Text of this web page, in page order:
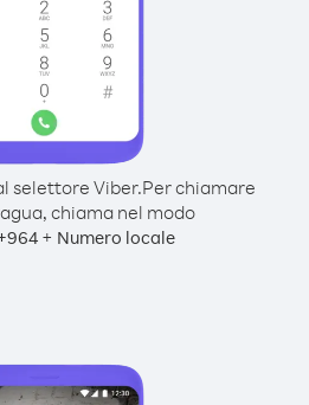
selettore Viber.Per chiamare
chiama nel modo
964 + Numero locale